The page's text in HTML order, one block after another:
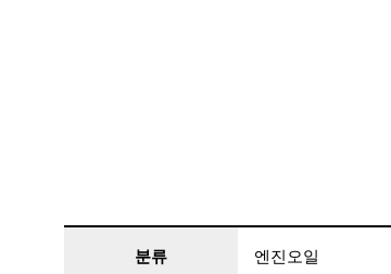
분류 엔진오일